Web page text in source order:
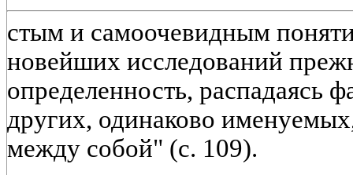
стым и самоочевидным
новейших исследований
определенность, распадаясь
других, одинаково
между собой" (с. 109).